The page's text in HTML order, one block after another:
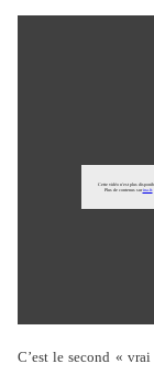
C’est le second «